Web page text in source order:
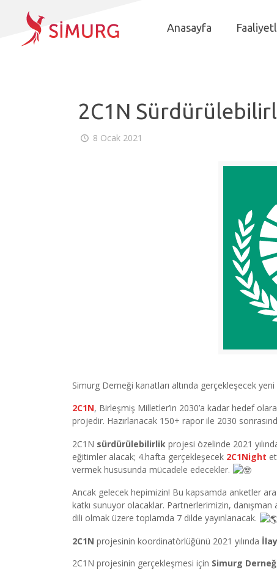
Anasayfa
2C1N
8 Ocak 2021
Simurg Derneği kanatları altında gerçekleşecek
2C1N, Birleşmiş Milletler’in 2030’a kadar hedef
projedir. Hazırlanacak 150+ rapor ile 2030
2C1N sürdürülebilirlik projesi özelinde 2021
eğitimler alacak; 4.hafta gerçekleşecek 2C1Night
vermek hususunda mücadele edecekler.
Ancak gelecek hepimizin! Bu kapsamda anketler
katkı sunuyor olacaklar. Partnerlerimizin,
dili olmak üzere toplamda 7 dilde yayınlanacak.
2C1N projesinin koordinatörlüğünü 2021 yılında
2C1N projesinin gerçekleşmesi için Simurg